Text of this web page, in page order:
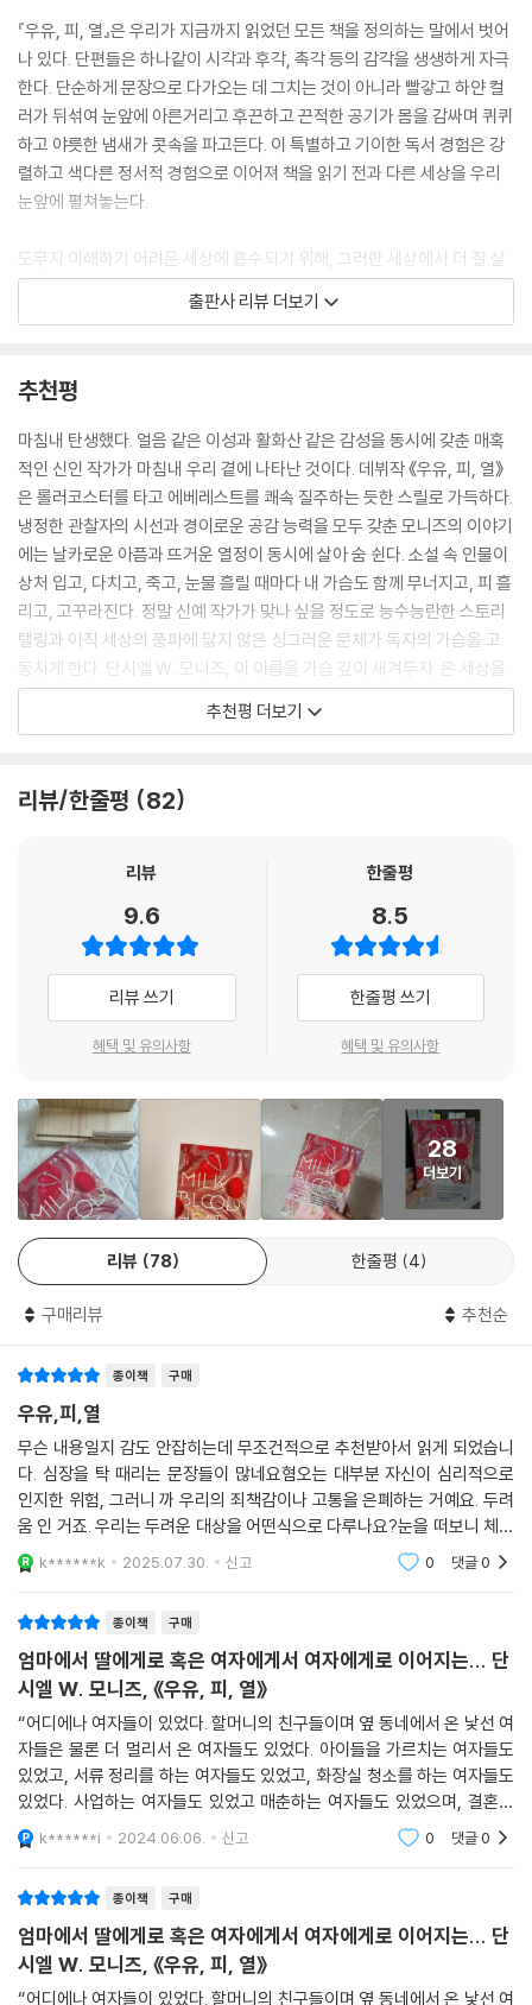
나는 마치 몸의 열기와 샤워기의 수증기에 데워진 아기가 날것인 생명의
색으로 떨어져 나왔던 바로 그때처럼 애원한다. 간처럼 검붉은 색깔의 줄
무늬가 있고 샴페인을 만드는 포도알 크기로 응어리진 붉은 핏덩어리들.
다음으로 나온 건 미끈한 은빛의 동전만 한 주머니. 조각조각 난 내 아가,
검붉은 무화과 빛으로 반짝이는 내 아가. 텅 비어버린 채 샤워기 아래 웅크
리고 앉아서 물이 차가워지게 내버려두기 전에, 그 주머니를 지퍼백 안으
로 미끄러뜨리기 전에, 히스가 나를 병원에 데려가기 전에, 내가 내 아기를
주 작은 무릎을 알아볼 수 있는지 확인해보려 애썼던 그때. 나는 손 안의 아
기를 흔들며 다 괜찮아질 거라고 말해 주었다. 엄마가 해야 하는 일을 나는
---「향연」중에서
제이는 목사가 하는 말을 듣고 그 이면에 감춰진 뜻을 이해한다. 자신은 머
어도 되지만 다리에 있어서는 안 되며, 다리 사이의 털은…… 남자 취향에
달려 있다는 것. 구경당할 수는 있어도 구경할 수는 없다는 것. 그의 굴을
쳐다보려니, 제이의 눈에 눈물이 점점 차오르고 심장은 목구멍에서 쿵쿵거
린다. 제이는 아무 말도 하지 않는다. 목사가 움직이기 전까지는 움직일 수
도 없고, 면전에서 는 울지 않을 생각이다. 결국 제이는 시선을 떨구었고 목
사는 뒤로 기대어 앉으며 무릎을 놓아준다. 그러고는 제이가 나갈 수 있게
문을 연다. 하느님은 너를 축복한단다, 꼬마야, 목사가 말한다.
---「혀들」중에서
드디어 더크가 입을 연다. 그만할 수는 없는 거야? 제이는 그 말뜻을 짐작
해본다. 내가 달라진 것, 못되게 구는 것 말이겠지. 제이는 동생의 보드랍고
마음이 놓이게 할 만한 그 어떤 말도 찾을 수가 없다. 환히 비추는 것이 빛
의 속성이며, 많은 이들이 그랬듯 제이는 이미 본 것을 잊을 수는 없으니까.
고 있으니 뭐라도 대답하기는 해야 한다. 진실은 아름다운 거야, 에머슨의
말을 인용하여 동생에게 답을 해본다. 하지만 거짓말 역시 아름다운 것.
---「혀들」중에서
프레드는 글로리아가 자신을 벌하고 있다는 것을 알고 있었다. 글로리아가
말하지 않는 모든 것들, 자신의 모든 질문에 “괜찮다”라고 대답하며 자신
이 가까이 다가서지 못하게 막는 그 모든 것들을 떠올리기만 해도 프레드
모든 것을 꿰뚫어보고 있다고 확신했다. 암 덩어리가 글로리아의 몸을 끊
임없이 갉아먹으며 무언가를 빼앗아가는 대가로 글로리아에게 일종의 신
성한 앎을 선사한 것이 틀림없었다.
---「천국을 잃다」중에서
어른들은 주지 않을 답을 찾는 기분으로. 나는 묻고 싶었다. 자기 전에 트위
트가 두 손을 모을 때면 부모님의 구원을 위해 기도하는지 아니면 그들이
죽인 남자를 위해 기도하는지. 그리고 무엇에게 기도했는지. 트위트가 믿
는 하느님은 트위트를 닮은 두 얼굴에다 청바지 허리춤에 권총을 숨기고
님이었을까? 금방 돌아올게, 약속해놓고는 영영 집으로 돌아오지 않는 그
자들의 하느님? 그렇다 해도 나는 트위트가 찬송가를 부르듯 내 귀에 그 답
을 들려주었으면 했다. 하지만 이 주제는 “어른들 이야기”였고 우리끼리도
금지된 것이어서 나는 아무 말도 하지 않았다. 나는 또다시 돌을 던졌지만
여전히 빗나갔다.
---「배의 바깥에서」중에서
의 관문이 될 수도 있으며, 관측되지 않는 다른 어디에서든 택하지 않은 모
이야기 대신 노래를 만드는 빌리가 있고, 서울에서 영어를 가르치며 혼자
사는 빌리도 있고, 지금에 있는 빌리와는 평행으로 존재하는 또 다른 빌리
는 악몽이 손짓하는 어둠 속에서 엄마의 그 직감으로 손에 따뜻한 우유 잔
을 들고 있다. 무수한 또 다른 빌리들은 잃어버린 존재가 아니라 단지 닿지
않는 다른 세상에 있다. 어딘가에서는 어떤 아이가 그를 다른 이름으로 부
르는 것도 가능하지 않을까? 빌리가 그들을 볼 수는 없어도 그 잉어들은 아
박을, 빌리라는 물질에게 다시 말을 거는 암흑 물질을 느꼈다.
---「필요한 몸들」중에서
12월의 마지막 정찬의 밤에 우리는 식탁 위에 크리스털 잔을 올려놓고 아
『우유, 피, 열』은 우리가 지금까지 읽었던 모든 책을 정의하는 말에서 벗어
나 있다. 단편들은 하나같이 시각과 후각, 촉각 등의 감각을 생생하게 자극
한다. 단순하게 문장으로 다가오는 데 그치는 것이 아니라 빨갛고 하얀 컬
러가 뒤섞여 눈앞에 아른거리고 후끈하고 끈적한 공기가 몸을 감싸며 퀴퀴
하고 야릇한 냄새가 콧속을 파고든다. 이 특별하고 기이한 독서 경험은 강
렬하고 색다른 정서적 경험으로 이어져 책을 읽기 전과 다른 세상을 우리
눈앞에 펼쳐놓는다.
도무지 이해하기 어려운 세상에 흡수되기 위해, 그러한 세상에서 더 잘 살
아남기 위해 등장하는 인물들이 던지는 질문은 공중을 헛돌다 추락하기도
하고 목적이 아닌 방향으로 날아가기도 한다. 그러나 이들은 절망하지 않
능적인 문장들로 어느 누구도 본 적 없는 세상으로 독자들을 초대하는 이
이야기들은 색다르고 전복적인 여성 서사에 목말라 있는 이들의 머릿속을
오랫동안 지배할 것이다.
젊고, 뜨겁고, 육체적이고, 선명하고, 눈부시고, 기운차다. 호락호락하지
않은 이상한 여자들에게 바치는 이 찬가를 많은 독자들이 두근두근하는 마
음으로 읽어준다면 더 바랄 게 없겠다 ─ 옮긴이 박경선
만일 여자들에게 궁금해할 자유가 더 많이 허락되었더라면
세상은 지금 어떤 모습일까?
생을 감각하게 만드는 강렬하고 경이로운 단편집
설집에 실린 열한 편의 작품들은 하나같이 독특함과 짜릿함을 선사한다.
작인 〈우유, 피, 열〉은 열한 편의 단편들 중 가장 감각적인 순간이 날카롭게
터져나오는 이야기다. 키라와 에바는 다르지만 닮아 있는 자신들이 순순하
지 않은 세상과 어떻게 조응할지를 끊임없이 질문한다. 그리고 결국 어떠
한 선택 앞에서 십대 소녀들은 각자 경험해보지 못한 기분을 만난다. 평행
선을 걷는 듯한 모녀의 관계를 다룬 〈적들의 심장〉은 엄마의 부적절한 행동
때문에 어린 소녀가 느꼈을 수치심을 탐색하는 것으로 시작해 성폭력 교사
에 대한 엄마의 복수로 마무리된다. 엄마는 딸에게 말한다. “누가 너를 괴
기 어려운 방향으로 흘러가는 모니즈의 모든 이야기들은 황홀할 정도의 통
쾌함을 맛보게 하고 가슴 아픈 사건을 읽는 이의 경험으로 확장시킨다.
저마다 인생의 파고를 헤치는 인물들을 탐색해나가며 힘을 북돋우기도 하
고 일말의 낙관을 보여주는 『우유, 피, 열』은 필시 강렬하고 아름다운 단편
집으로 독자들의 기억에 오래 남을 것이다.
“옥상에서 떨어지면 어떻게 될까?”
지고, 덩어리들이 시뻘겋게 철퍼덕. 끔찍해. 키라에게 이 말을 하려고 몸을
돌리는데 눈앞에는 그 흉측한 건물들 뒤로 펼쳐진 하늘뿐이다. 진정한 신
의 파랑.
아래에서 누군가가 비명을 지른다.
―〈우유, 피, 열〉 중에서
소녀들의 피로 시작해 보름달 아래 여자들의 숲으로 끝나는,
치밀하게 직조된 열한 편의 이야기
어떤 장르로도 규정하기 어려운 단시엘 W. 모니즈의 『우유, 피, 열』은 그
배치부터 치밀하게 구성되었다. 이를 파악하려면 각 단편의 내용과 메시지
를 살펴볼 필요가 있다.
이야기는 하얀 우유가 담긴 그릇에 두 소녀가 손바닥을 그어 새어나온 피
를 떨어뜨리는 표제작 〈우유, 피, 열〉로 시작한다. 이어 배 속에서 사산된 아
이의 조각을 일상 곳곳에서 발견하는 〈향연〉, 하느님을 두려워하는 어리고
착한 여자아이가 되기를 거부하며 눈을 치켜뜬 채 버티는 〈혀들〉, 암에 걸
린 아내를 두고 술집에 드나들며 공허함을 달래려는 〈천국을 잃다〉, 딸의
들의 심장〉, 한낮의 바다에 배를 타고 나가 바닷물에 뛰어들었다가 생사의
갈림길에서 처절한 삶의 의지를 보여주는 〈배의 바깥에서〉, 남편과의 권태
로운 결혼생활을 견디는 과정에서 미스터리한 인물을 만나는 〈스노우〉, 임
신한 몸으로 엄마를 이해하려 하지만 결코 쉽지 않은 〈필요한 몸들〉, 아빠
출판사 리뷰 더보기
추천평
마침내 탄생했다. 얼음 같은 이성과 활화산 같은 감성을 동시에 갖춘 매혹
적인 신인 작가가 마침내 우리 곁에 나타난 것이다. 데뷔작 《우유, 피, 열》
은 롤러코스터를 타고 에베레스트를 쾌속 질주하는 듯한 스릴로 가득하다.
냉정한 관찰자의 시선과 경이로운 공감 능력을 모두 갖춘 모니즈의 이야기
에는 날카로운 아픔과 뜨거운 열정이 동시에 살아 숨 쉰다. 소설 속 인물이
상처 입고, 다치고, 죽고, 눈물 흘릴 때마다 내 가슴도 함께 무너지고, 피 흘
리고, 고꾸라진다. 정말 신예 작가가 맞나 싶을 정도로 능수능란한 스토리
텔링과 아직 세상의 풍파에 닳지 않은 싱그러운 문체가 독자의 가슴을 고
동치게 한다. 단시엘 W. 모니즈, 이 이름을 가슴 깊이 새겨두자. 온 세상을
놀라게 할 무궁무진한 이야기의 보물창고가 이제 막 독자를 향해 힘찬 날
추천평 더보기
리뷰/한줄평 82
리뷰
9.6
리뷰 쓰기
혜택 및 유의사항
한줄평
8.5
한줄평 쓰기
혜택 및 유의사항
28
더보기
리뷰 78 한줄평 4
구매리뷰 추천순
종이책 구매
우유,피,열
무슨 내용일지 감도 안잡히는데 무조건적으로 추천받아서 읽게 되었습니
다. 심장을 탁 때리는 문장들이 많네요혐오는 대부분 자신이 심리적으로
인지한 위험, 그러니 까 우리의 죄책감이나 고통을 은폐하는 거예요. 두려
움 인 거죠. 우리는 두려운 대상을 어떤식으로 다루나요?눈을 떠보니 체중
은 여전히 똑같았다. 95킬로그램. 안 에 모든 죄들이 아늑하게 자리 잡고
있는데도.심장은 계
k******k 2025.07.30. 신고 0 댓글0
종이책 구매
엄마에서 딸에게로 혹은 여자에게서 여자에게로 이어지는... 단
시엘 W. 모니즈, 《우유, 피, 열》
“어디에나 여자들이 있었다. 할머니의 친구들이며 옆 동네에서 온 낯선 여
자들은 물론 더 멀리서 온 여자들도 있었다. 아이들을 가르치는 여자들도
있었고, 서류 정리를 하는 여자들도 있었고, 화장실 청소를 하는 여자들도
있었다. 사업하는 여자들도 있었고 매춘하는 여자들도 있었으며, 결혼을
했던 여자들도, 한 번도 결혼한 적 없는 여자들도 있었다. 꽃을 단 여자들
도, 풀잎 치
k******i 2024.06.06. 신고 0 댓글0
종이책 구매
엄마에서 딸에게로 혹은 여자에게서 여자에게로 이어지는... 단
시엘 W. 모니즈, 《우유, 피, 열》
“어디에나 여자들이 있었다. 할머니의 친구들이며 옆 동네에서 온 낯선 여